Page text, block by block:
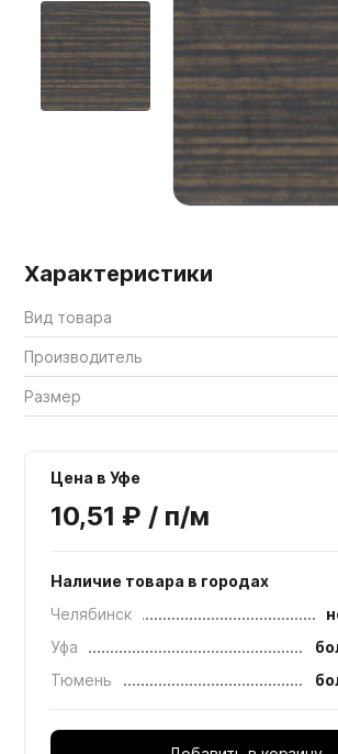
Мебельные образцы, каталоги
Характеристики
Вид товара
Производитель
Размер
Цена в Уфе
10,51 ₽ / п/м
Наличие товара в городах
Челябинск
Уфа
Тюмень